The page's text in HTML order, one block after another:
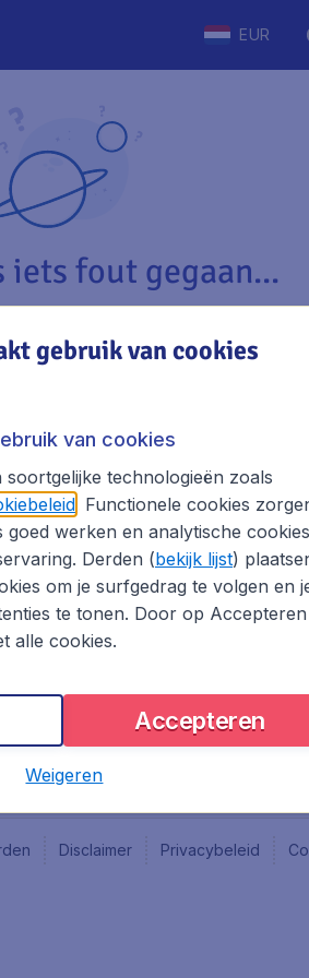
EUR
iets fout gegaan...
Disclaimer Privacybeleid
gebruik van cookies
van cookies
technologieën zoals
. Functionele cookies
werken en analytische cookies
Derden (bekijk lijst)
om je surfgedrag te volgen en
te tonen. Door op
alle cookies.
Accepteren
Weigeren